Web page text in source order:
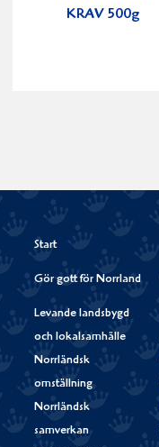
KRAV 500g
Start
Gör gott för Norrland
Levande landsbygd
och lokalsamhälle
Norrländsk
omställning
Norrländsk
samverkan